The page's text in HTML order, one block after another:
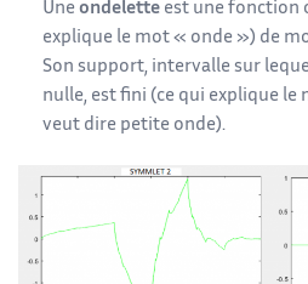
Une ondelette est une fonction
explique le mot « onde ») de
Son support, intervalle sur
nulle, est fini (ce qui explique
veut dire petite onde).